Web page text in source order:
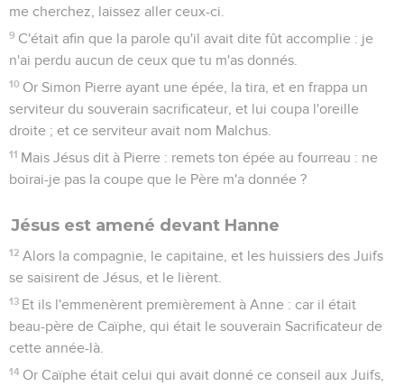
me cherchez, laissez aller ceux-ci.
9 C'était afin que la parole qu'il avait dite fût accomplie : je
n'ai perdu aucun de ceux que tu m'as donnés.
10 Or Simon Pierre ayant une épée, la tira, et en frappa un
serviteur du souverain sacrificateur, et lui coupa l'oreille
droite ; et ce serviteur avait nom Malchus.
11 Mais Jésus dit à Pierre : remets ton épée au fourreau : ne
boirai-je pas la coupe que le Père m'a donnée ?
Jésus est amené devant Hanne
12 Alors la compagnie, le capitaine, et les huissiers des Juifs
se saisirent de Jésus, et le lièrent.
13 Et ils l'emmenèrent premièrement à Anne : car il était
beau-père de Caïphe, qui était le souverain Sacrificateur de
cette année-là.
14 Or Caïphe était celui qui avait donné ce conseil aux Juifs,